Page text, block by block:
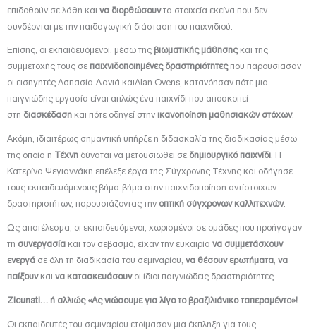
επιδοθούν σε λάθη και να διορθώσουντα στοιχεία εκείνα που δεν
συνδέονται με την παιδαγωγική διάσταση του παιχνιδιού.
Επίσης, οι εκπαιδευόμενοι, μέσω της βιωματικής μάθησηςκαι της
συμμετοχής τους σε παιχνιδοποιημένες δραστηριότητες που παρουσίασαν
οι εισηγητές Ασπασία Δανιά καιAlan Ovens, κατανόησαν πότε μια
παιγνιώδης εργασία είναι απλώς ένα παιχνίδι που αποσκοπεί
στη διασκέδαση και πότε οδηγεί στην ικανοποίηση μαθησιακών στόχων.
Ακόμη, ιδιαιτέρως σημαντική υπήρξε η διδασκαλία της διαδικασίας μέσω
της οποία η Τέχνη δύναται να μετουσιωθεί σε δημιουργικό παιχνίδι. Η
Κατερίνα Ψεγιαννάκη επέλεξε έργα της Σύγχρονης Τέχνης και οδήγησε
τους εκπαιδευόμενους βήμα-βήμα στην παιχνιδοποίηση αντίστοιχων
δραστηριοτήτων, παρουσιάζοντας την οπτική σύγχρονων καλλιτεχνών.
Ως αποτέλεσμα, οι εκπαιδευόμενοι, χωρισμένοι σε ομάδες που προήγαγαν
τη συνεργασία και τον σεβασμό, είχαν την ευκαιρία να συμμετάσχουν
ενεργά σε όλη τη διαδικασία του σεμιναρίου, να θέσουν ερωτήματα, να
παίξουνκαι να κατασκευάσουνοι ίδιοι παιγνιώδεις δραστηριότητες.
Zicunati… ή αλλιώς «Ας νιώσουμε για λίγο το βραζιλιάνικο ταπεραμέντο»!
Οι εκπαιδευτές του σεμιναρίου ετοίμασαν μια έκπληξη για τους